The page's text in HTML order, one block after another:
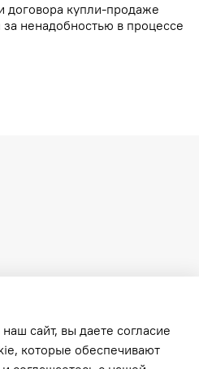
договора купли-продаже
ненадобностью в процессе
сайт, вы даете согласие
которые обеспечивают